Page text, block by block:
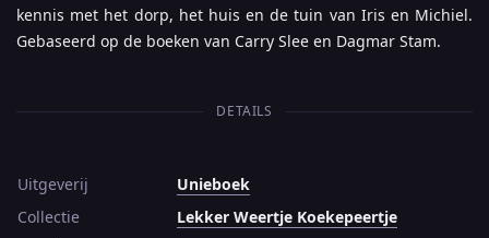
kennis met het dorp, het huis en de tuin van Iris en Michiel.
Gebaseerd op de boeken van Carry Slee en Dagmar Stam.
DETAILS
Uitgeverij
Unieboek
Collectie
Lekker Weertje Koekepeertje